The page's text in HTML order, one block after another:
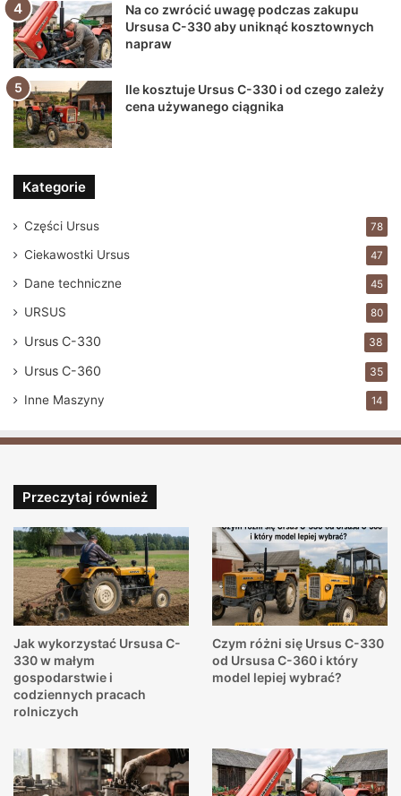
Na co zwrócić uwagę podczas zakupu
Ursusa C-330 aby uniknąć kosztownych
napraw
Ile kosztuje Ursus C-330 i od czego zależy
cena używanego ciągnika
Kategorie
Części Ursus 78
Ciekawostki Ursus 47
Dane techniczne 45
URSUS 80
Ursus C-330 38
Ursus C-360 35
Inne Maszyny 14
Przeczytaj również
Jak wykorzystać Ursusa C-
330 w małym
gospodarstwie i
codziennych pracach
rolniczych
Czym różni się Ursus C-330
od Ursusa C-360 i który
model lepiej wybrać?